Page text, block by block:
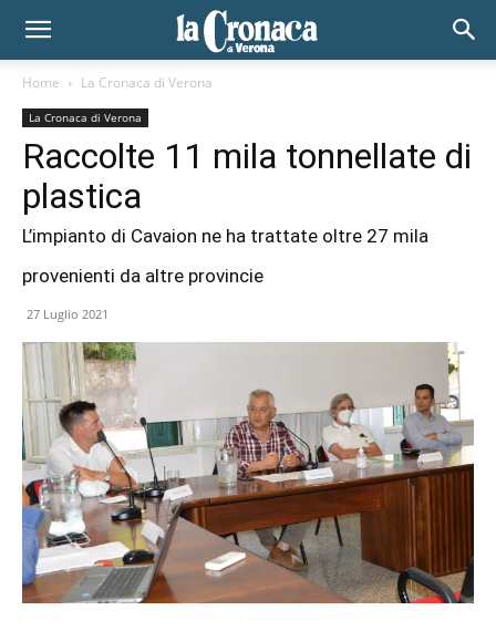
Home La Cronaca di Verona
La Cronaca di Verona
Raccolte 11 mila tonnellate di
plastica
L’impianto di Cavaion ne ha trattate oltre 27 mila
provenienti da altre provincie
27 Luglio 2021